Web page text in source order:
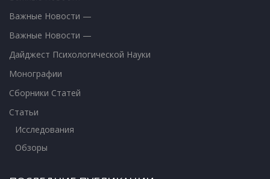
Важные Новости —
Важные Новости —
Дайджест Психологической Науки
Монографии
Сборники Статей
Статьи
Исследования
Обзоры